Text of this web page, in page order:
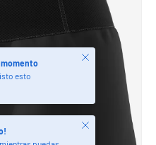
esto
Cerrar
Cerrar